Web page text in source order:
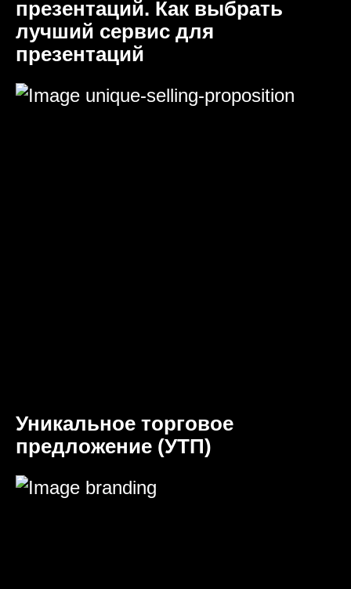
презентаций. Как выбрать
лучший сервис для
презентаций
Уникальное торговое
предложение (УТП)